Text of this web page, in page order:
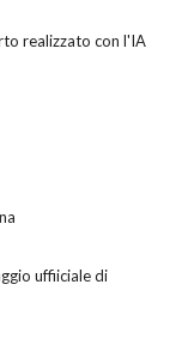
realizzato con l'IA
uffiiciale di